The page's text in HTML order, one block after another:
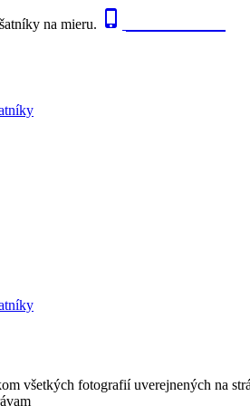
na mieru. 
všetkých fotografií uverejnených na